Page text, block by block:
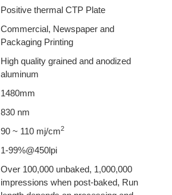
Positive thermal CTP Plate
Commercial, Newspaper and
Packaging Printing
High quality grained and anodized
aluminum
1480mm
830 nm
90 ~ 110 mj/cm2
1-99%@450lpi
Over 100,000 unbaked, 1,000,000
impressions when post-baked, Run